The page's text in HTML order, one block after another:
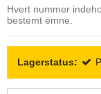
Hvert nummer
bestemt emne.
Lagerstatus: